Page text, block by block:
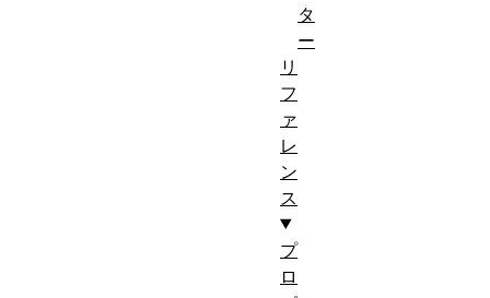
タ
ー
リ
フ
ァ
レ
ン
ス
プ
ロ